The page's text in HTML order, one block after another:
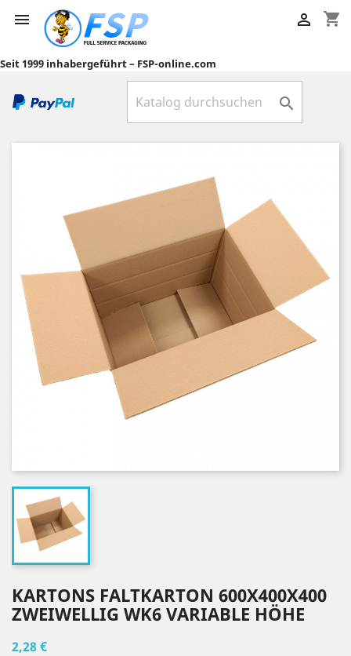
 shopping_cart

Seit 1999 inhabergeführt – FSP-online.com

KARTONS FALTKARTON 600X400X400
ZWEIWELLIG WK6 VARIABLE HÖHE
2,28 €